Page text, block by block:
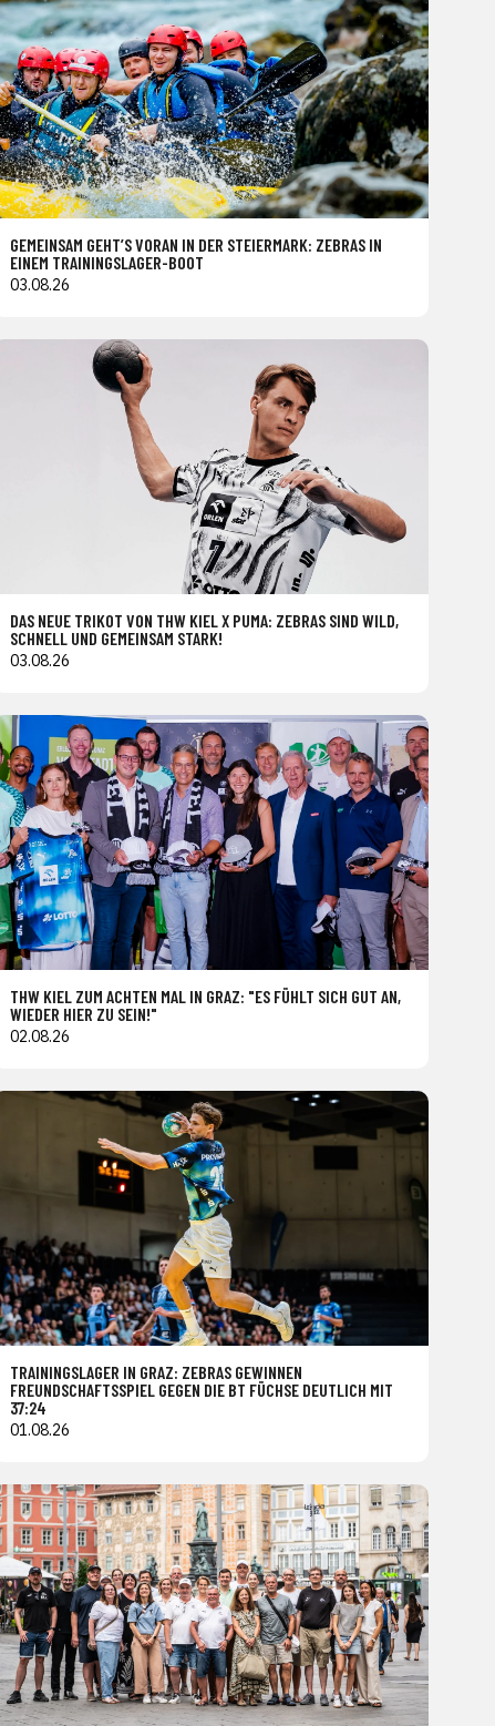
GEMEINSAM GEHT’S VORAN IN DER STEIERMARK: ZEBRAS IN
EINEM TRAININGSLAGER-BOOT
03.08.26
DAS NEUE TRIKOT VON THW KIEL X PUMA: ZEBRAS SIND WILD,
SCHNELL UND GEMEINSAM STARK!
03.08.26
THW KIEL ZUM ACHTEN MAL IN GRAZ: "ES FÜHLT SICH GUT AN,
WIEDER HIER ZU SEIN!"
02.08.26
TRAININGSLAGER IN GRAZ: ZEBRAS GEWINNEN
FREUNDSCHAFTSSPIEL GEGEN DIE BT FÜCHSE DEUTLICH MIT
37:24
01.08.26